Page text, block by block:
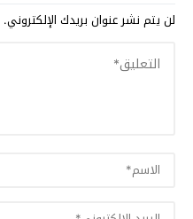
لن يتم نشر عنوان بريدك الإلكتروني.